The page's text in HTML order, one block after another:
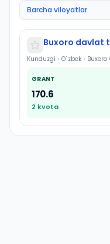
Buxoro davlat
Kunduzgi • O`zbek •
GRANT
170.6
2 kvota